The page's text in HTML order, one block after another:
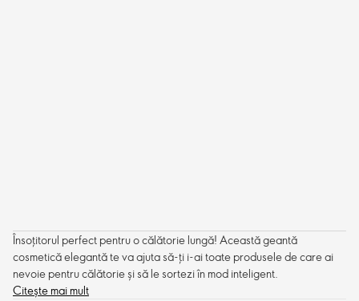
Însoțitorul perfect pentru o călătorie lungă! Această geantă
cosmetică elegantă te va ajuta să-ți i-ai toate produsele de care ai
nevoie pentru călătorie și să le sortezi în mod inteligent.
Citește mai mult